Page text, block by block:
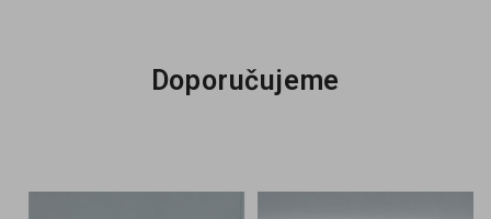
Doporučujeme